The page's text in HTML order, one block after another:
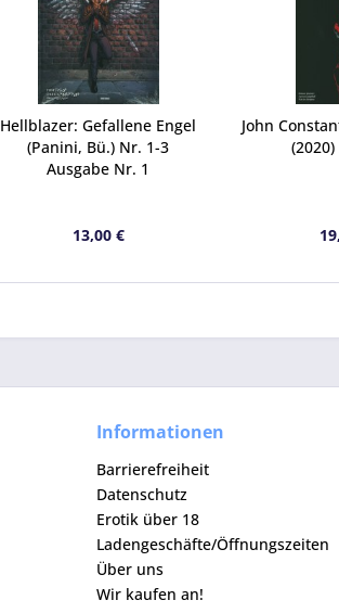
Hellblazer: Gefallene Engel
(Panini, Bü.) Nr. 1-3
Ausgabe Nr. 1
13,00 €
John
Informationen
Barrierefreiheit
Datenschutz
Erotik über 18
Ladengeschäfte/Öffnungszeiten
Über uns
Wir kaufen an!